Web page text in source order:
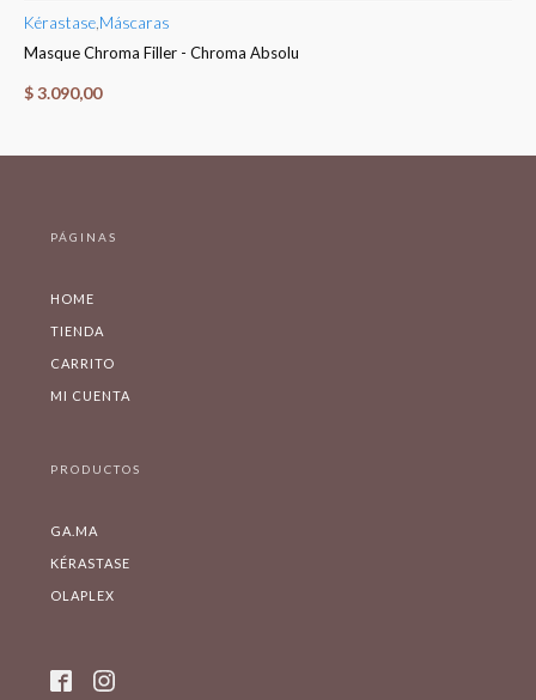
Kérastase Máscaras
Masque Chroma Filler - Chroma Absolu
$3.090,00
PÁGINAS
HOME
TIENDA
CARRITO
MI CUENTA
PRODUCTOS
GA.MA
KÉRASTASE
OLAPLEX